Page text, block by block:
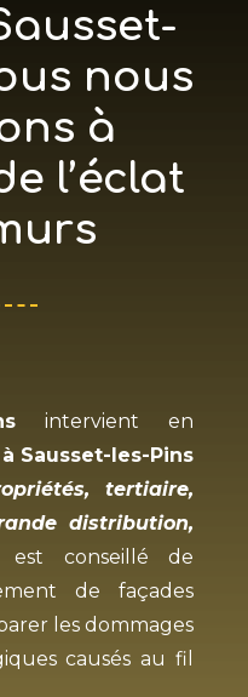
nous
à
l’éclat
intervient en
Sausset-les-Pins
tertiaire,
distribution,
conseillé de
de façades
les dommages
causés au fil